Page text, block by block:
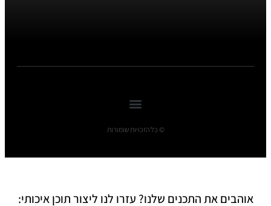
© כל הזכויות שומורות
אוהבים את התכנים שלנו? עזרו לנו ליצור תוכן איכותי: